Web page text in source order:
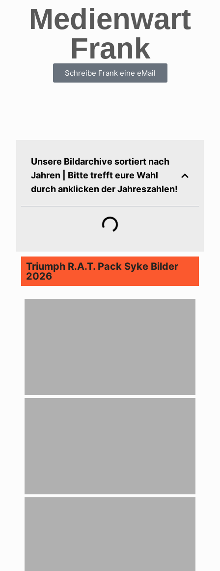
Medienwart
Frank
Schreibe Frank eine eMail
Unsere Bildarchive sortiert nach
Jahren | Bitte trefft eure Wahl
durch anklicken der Jahreszahlen!
Triumph R.A.T. Pack Syke Bilder
2026